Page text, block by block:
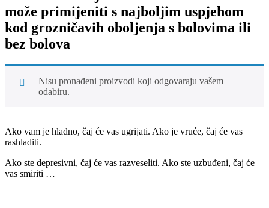
može primijeniti s najboljim uspjehom
kod grozničavih oboljenja s bolovima ili
bez bolova
Nisu pronađeni proizvodi koji odgovaraju vašem
odabiru.
Ako vam je hladno, čaj će vas ugrijati. Ako je vruće, čaj će vas
rashladiti.
Ako ste depresivni, čaj će vas razveseliti. Ako ste uzbuđeni, čaj će
vas smiriti …